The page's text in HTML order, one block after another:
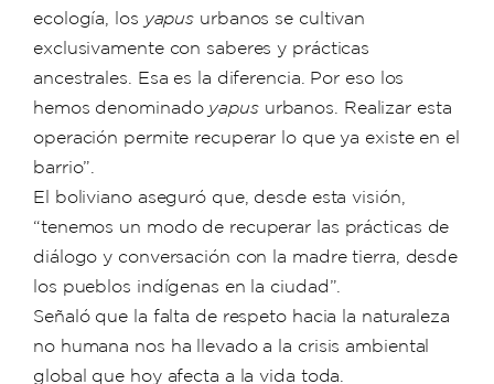
ecología, los yapus urbanos se cultivan
exclusivamente con saberes y prácticas
ancestrales. Esa es la diferencia. Por eso los
hemos denominado yapus urbanos. Realizar esta
operación permite recuperar lo que ya existe en el
barrio”.
El boliviano aseguró que, desde esta visión,
“tenemos un modo de recuperar las prácticas de
diálogo y conversación con la madre tierra, desde
los pueblos indígenas en la ciudad”.
Señaló que la falta de respeto hacia la naturaleza
no humana nos ha llevado a la crisis ambiental
global que hoy afecta a la vida toda.